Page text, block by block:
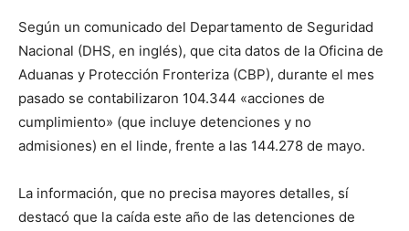
Según un comunicado del Departamento de Seguridad
Nacional (DHS, en inglés), que cita datos de la Oficina de
Aduanas y Protección Fronteriza (CBP), durante el mes
pasado se contabilizaron 104.344 «acciones de
cumplimiento» (que incluye detenciones y no
admisiones) en el linde, frente a las 144.278 de mayo.
La información, que no precisa mayores detalles, sí
destacó que la caída este año de las detenciones de